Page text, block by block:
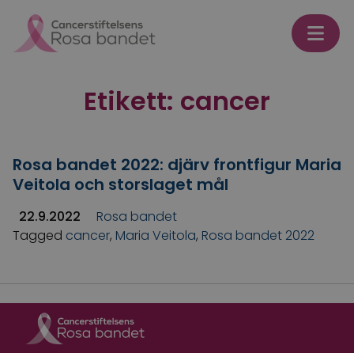
Etikett: cancer
Rosa bandet 2022: djärv frontfigur Maria
Veitola och storslaget mål
22.9.2022
Rosa bandet
Tagged cancer, Maria Veitola, Rosa bandet 2022